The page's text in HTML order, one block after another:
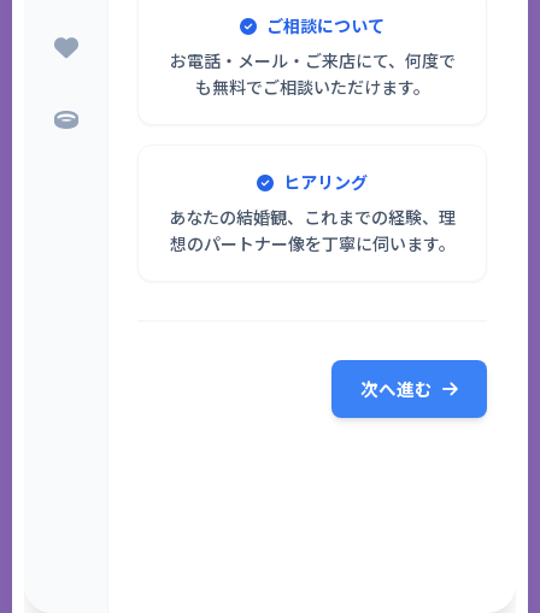
ご相談について
お電話・メール・ご来店にて、何度で
も無料でご相談いただけます。
ヒアリング
あなたの結婚観、これまでの経験、理
想のパートナー像を丁寧に伺います。
次へ進む